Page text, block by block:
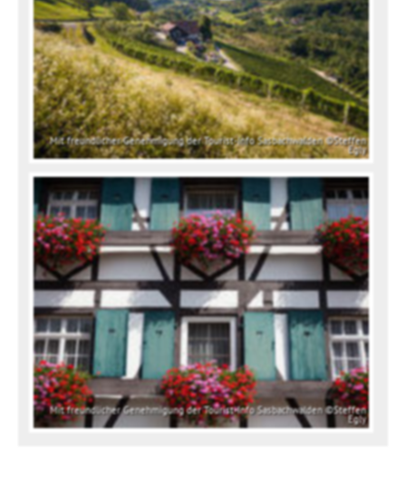
Mit freundlicher Genehmigung der Tourist-Info Sasbachwalden ©Steffen
Egly
Mit freundlicher Genehmigung der Tourist-Info Sasbachwalden ©Steffen
Egly